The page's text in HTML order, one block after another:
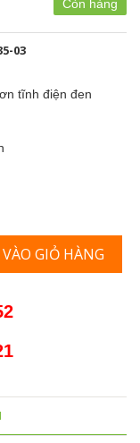
Còn hàng
03
tĩnh điện đen
GIỎ HÀNG